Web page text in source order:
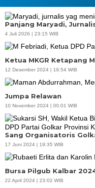
Panjang Maryadi,
4 Juli 2026 | 23:15 WIB
Ketua MKGR Ketapang
12 Desember 2024 | 16:54 WIB
Jumpa Relawan
10 November 2024 | 00:01 WIB
Sang Organisatoris
17 Juni 2024 | 19:35 WIB
Bursa Pilgub Kalbar
22 April 2024 | 23:02 WIB